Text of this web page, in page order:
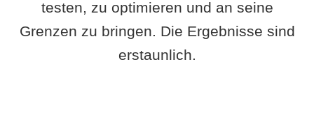
testen, zu optimieren und an seine
Grenzen zu bringen. Die Ergebnisse sind
erstaunlich.